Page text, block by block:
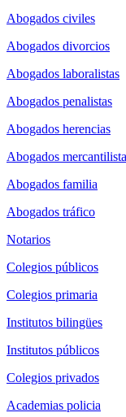
Abogados civiles
Abogados divorcios
Abogados laboralistas
Abogados penalistas
Abogados herencias
Abogados
Abogados familia
Abogados tráfico
Notarios
Colegios públicos
Colegios primaria
Institutos bilingües
Institutos públicos
Colegios privados
Academias policia